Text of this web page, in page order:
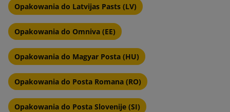
Opakowania do Latvijas Pasts (LV)
Opakowania do Omniva (EE)
Opakowania do Magyar Posta (HU)
Opakowania do Posta Romana (RO)
Opakowania do Posta Slovenije (SI)